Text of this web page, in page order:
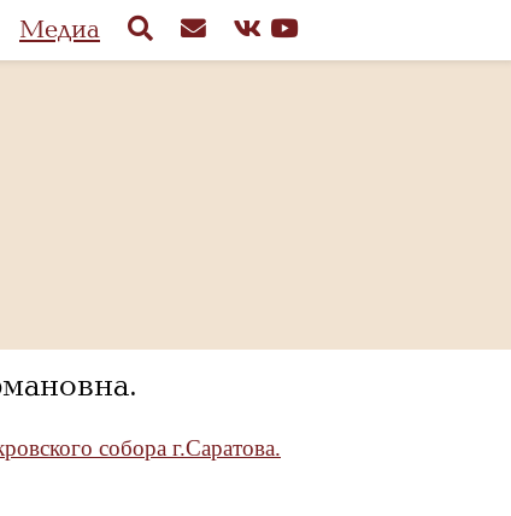
Медиа
собора г.Саратова.